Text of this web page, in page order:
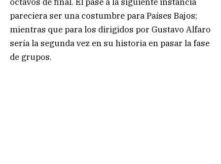
pareciera ser una costumbre para Países Bajos;
mientras que para los dirigidos por Gustavo Alfaro
sería la segunda vez en su historia en pasar la fase
de grupos.